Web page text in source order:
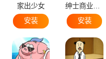
家出少女
安装
安装